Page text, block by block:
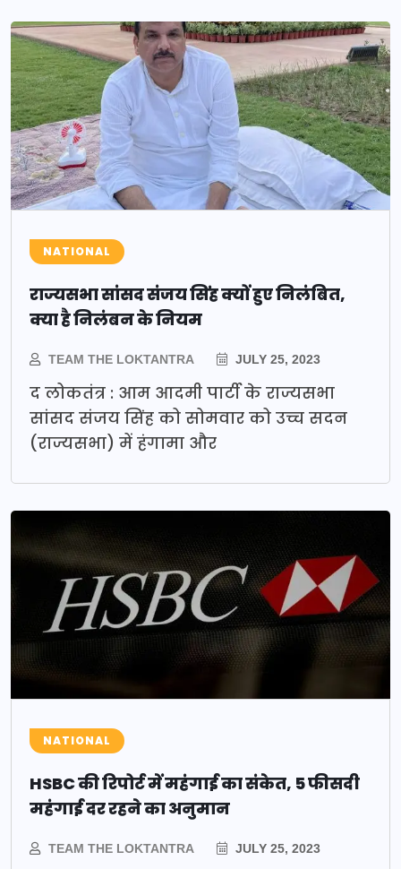
NATIONAL
राज्यसभा सांसद संजय सिंह क्यों हुए निलंबित,
क्या है निलंबन के नियम
TEAM THE LOKTANTRA JULY 25, 2023
द लोकतंत्र : आम आदमी पार्टी के राज्यसभा
सांसद संजय सिंह को सोमवार को उच्च सदन
(राज्यसभा) में हंगामा और
NATIONAL
HSBC की रिपोर्ट में महंगाई का संकेत, 5 फीसदी
महंगाई दर रहने का अनुमान
TEAM THE LOKTANTRA JULY 25, 2023